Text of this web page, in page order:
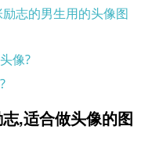
志的男生用的头像图
像?
,适合做头像的图